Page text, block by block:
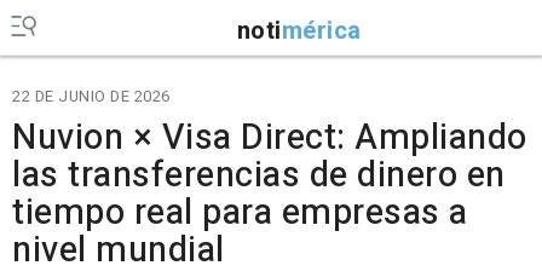
notimérica
22 DE JUNIO DE 2026
Nuvion × Visa Direct: Ampliando
las transferencias de dinero en
tiempo real para empresas a
nivel mundial